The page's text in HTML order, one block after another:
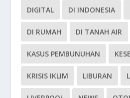
DIGITAL DI INDONESIA
DI RUMAH DI TANAH AIR
KASUS PEMBUNUHAN
KRISIS IKLIM LIBURAN